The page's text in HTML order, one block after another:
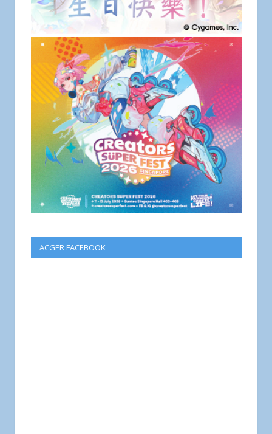
ACGER FACEBOOK